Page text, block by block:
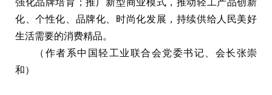
化、个性化、品牌化、时尚化发展，持续供给人民美好
生活需要的消费精品。
（作者系中国轻工业联合会党委书记、会长张崇
和）